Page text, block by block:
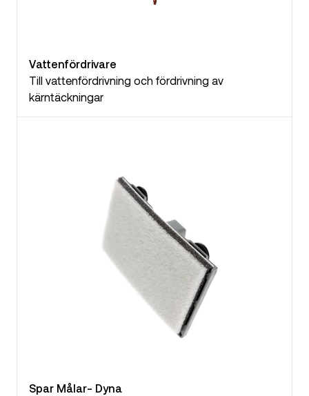
Vattenfördrivare
Till vattenfördrivning och fördrivning av
kärntäckningar
Spar Målar- Dyna